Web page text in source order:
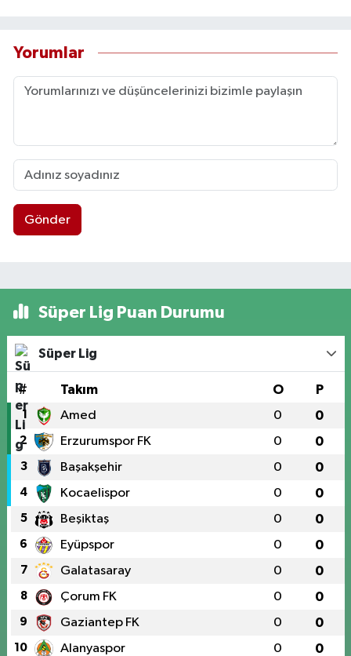
Yorumlar
Gönder
Süper Lig Puan Durumu
Süper Lig
# Takım O P
1 Amed 0 0
2 Erzurumspor FK 0 0
3 Başakşehir 0 0
4 Kocaelispor 0 0
5 Beşiktaş 0 0
6 Eyüpspor 0 0
7 Galatasaray 0 0
8 Çorum FK 0 0
9 Gaziantep FK 0 0
10 Alanyaspor 0 0